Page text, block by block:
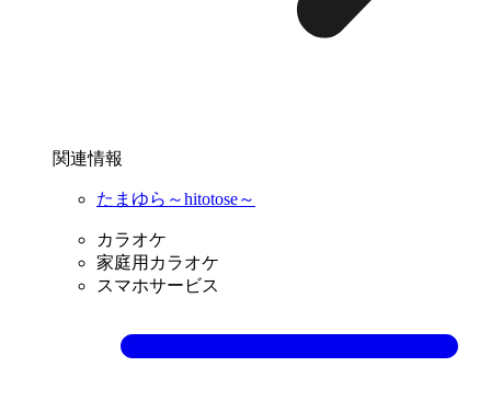
関連情報
たまゆら～hitotose～
カラオケ
家庭用カラオケ
スマホサービス